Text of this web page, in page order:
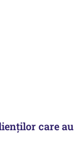
care au